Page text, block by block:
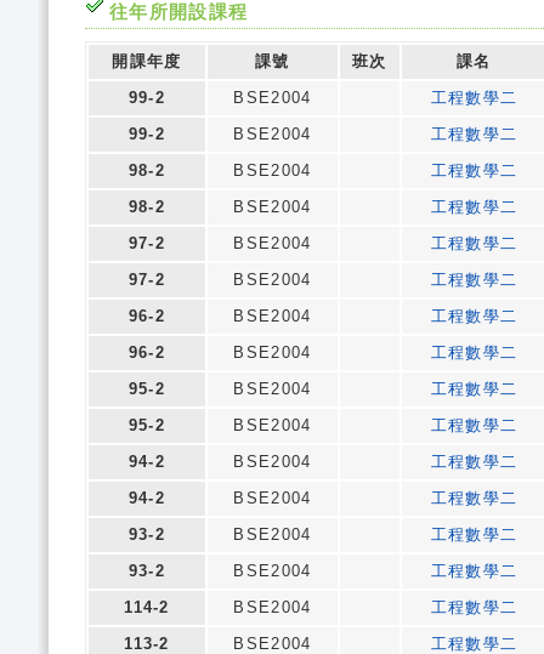
往年所開設課程
開課年度 課號 班次
課名
99-2
BSE2004
工程數學二
99-2
BSE2004
工程數學二
98-2
BSE2004
工程數學二
98-2
BSE2004
工程數學二
97-2
BSE2004
工程數學二
97-2
BSE2004
工程數學二
96-2
BSE2004
工程數學二
96-2
BSE2004
工程數學二
95-2
BSE2004
工程數學二
95-2
BSE2004
工程數學二
94-2
BSE2004
工程數學二
94-2
BSE2004
工程數學二
93-2
BSE2004
工程數學二
93-2
BSE2004
工程數學二
114-2
BSE2004
工程數學二
113-2
BSE2004
工程數學二